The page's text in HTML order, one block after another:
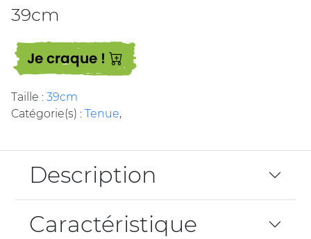
39cm
Je craque !
Taille : 39cm
Catégorie(s) : Tenue,
Description
Caractéristique